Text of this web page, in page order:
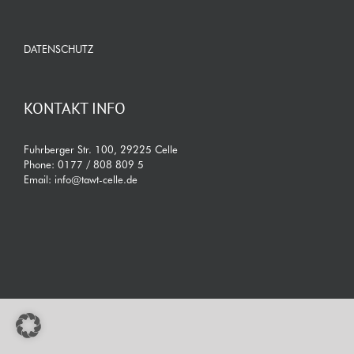
DATENSCHUTZ
KONTAKT INFO
Fuhrberger Str. 100, 29225 Celle
Phone: 0177 / 808 809 5
Email: info@tawt-celle.de